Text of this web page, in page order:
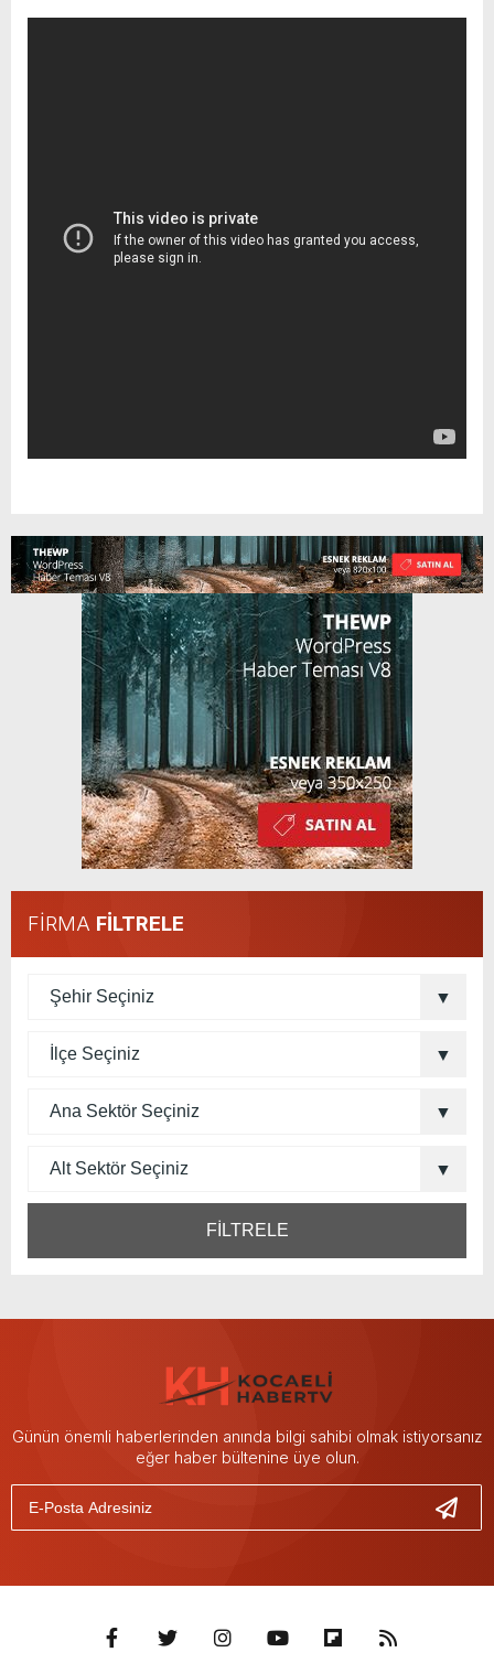
FİRMA FİLTRELE
FİLTRELE
Günün önemli haberlerinden anında bilgi sahibi olmak istiyorsanız
eğer haber bültenine üye olun.